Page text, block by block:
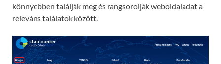
könnyebben találják meg és rangsorolják weboldaladat a
releváns találatok között.